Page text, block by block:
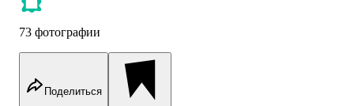
73 фотографии
Поделиться